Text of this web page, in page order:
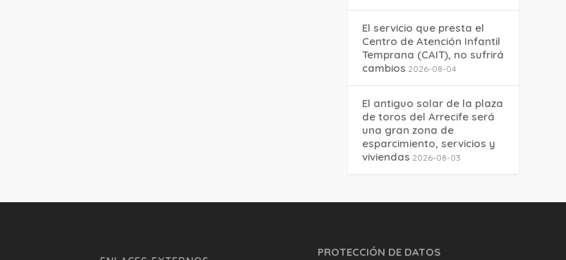
El servicio que presta el
Centro de Atención Infantil
Temprana (CAIT), no sufrirá
cambios 2026-08-04
El antiguo solar de la plaza
de toros del Arrecife será
una gran zona de
esparcimiento, servicios y
viviendas 2026-08-03
PROTECCIÓN DE DATOS